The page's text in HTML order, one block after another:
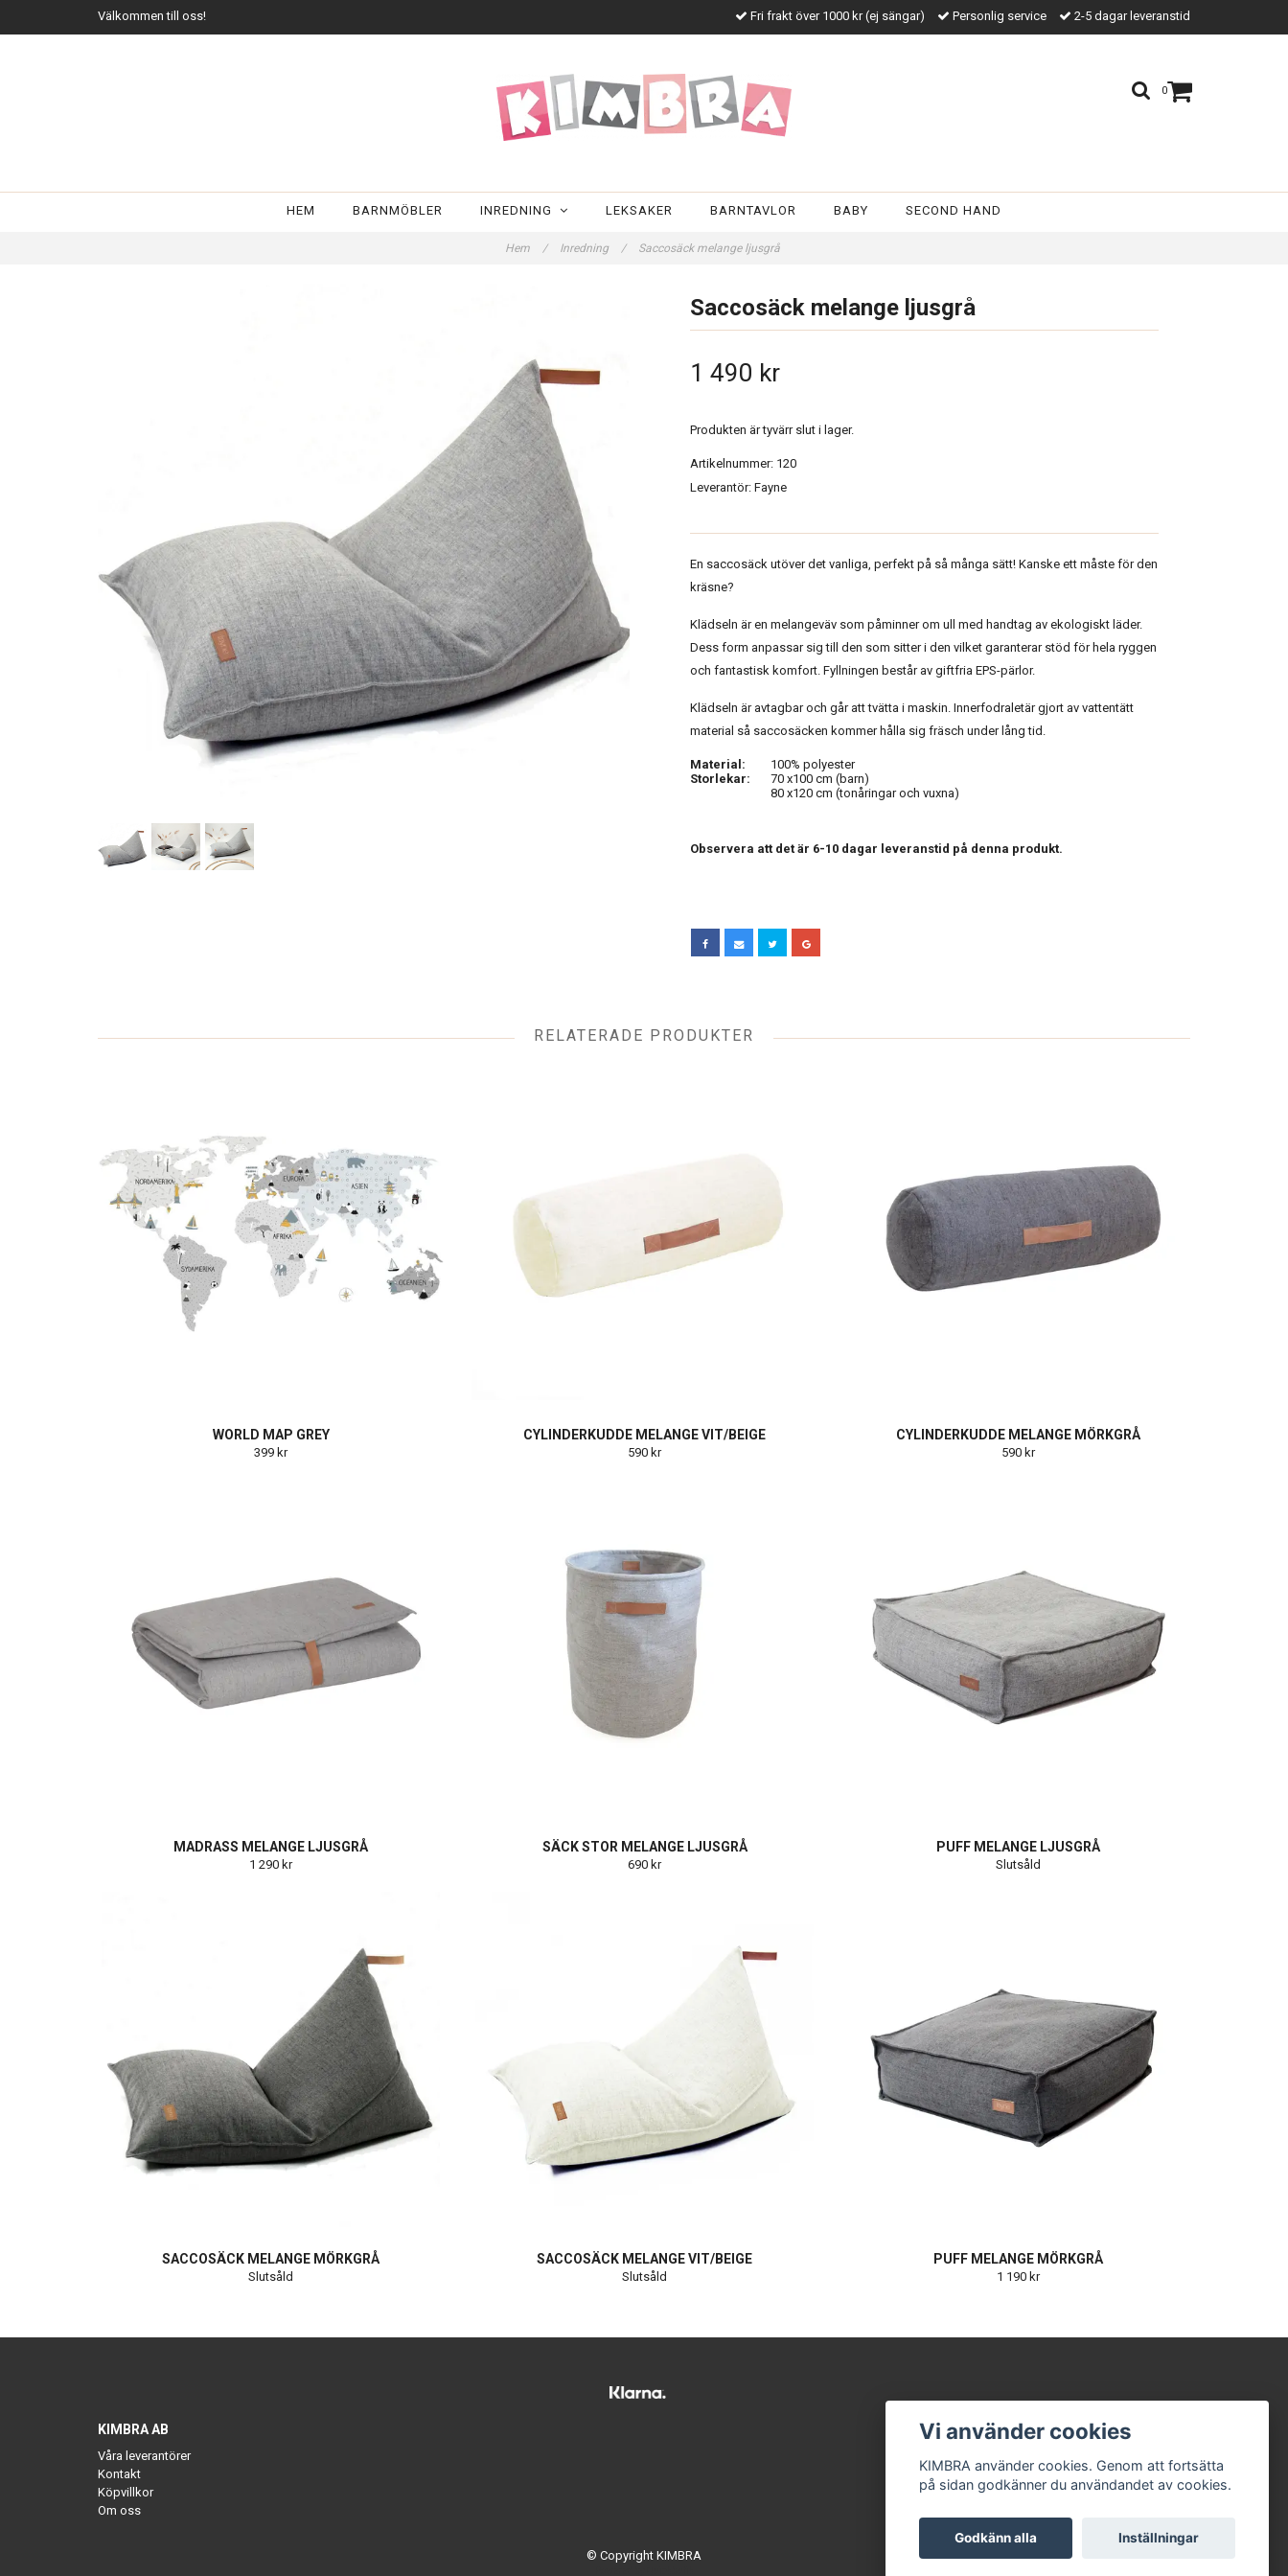
Välkommen till oss! Fri frakt över 1000 kr (ej sängar) Personlig service 2-5 dagar leveranstid
0
HEM BARNMÖBLER INREDNING LEKSAKER BARNTAVLOR BABY SECOND HAND
Hem / Inredning / Saccosäck melange ljusgrå
Saccosäck melange ljusgrå
1 490 kr
Produkten är tyvärr slut i lager.
Artikelnummer: 120
Leverantör: Fayne
En saccosäck utöver det vanliga, perfekt på så många sätt! Kanske ett måste för den
kräsne?
Klädseln är en melangeväv som påminner om ull med handtag av ekologiskt läder.
Dess form anpassar sig till den som sitter i den vilket garanterar stöd för hela ryggen
och fantastisk komfort. Fyllningen består av giftfria EPS-pärlor.
Klädseln är avtagbar och går att tvätta i maskin. Innerfodraletär gjort av vattentätt
material så saccosäcken kommer hålla sig fräsch under lång tid.
Material:
100% polyester
Storlekar:
70 x100 cm (barn)
80 x120 cm (tonåringar och vuxna)
Observera att det är 6-10 dagar leveranstid på denna produkt.
RELATERADE PRODUKTER
WORLD MAP GREY
399 kr
CYLINDERKUDDE MELANGE VIT/BEIGE
590 kr
CYLINDERKUDDE MELANGE MÖRKGRÅ
590 kr
MADRASS MELANGE LJUSGRÅ
1 290 kr
SÄCK STOR MELANGE LJUSGRÅ
690 kr
PUFF MELANGE LJUSGRÅ
Slutsåld
SACCOSÄCK MELANGE MÖRKGRÅ
Slutsåld
SACCOSÄCK MELANGE VIT/BEIGE
Slutsåld
PUFF MELANGE MÖRKGRÅ
1 190 kr
KIMBRA AB
Våra leverantörer
Kontakt
Köpvillkor
Om oss
© Copyright KIMBRA
Vi använder cookies
KIMBRA använder cookies. Genom att fortsätta
på sidan godkänner du användandet av cookies.
Godkänn alla Inställningar